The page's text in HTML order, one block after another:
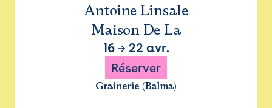
Antoine Linsale
Maison De La
16→ 22 avr.
Réserver
Grainerie (Balma)